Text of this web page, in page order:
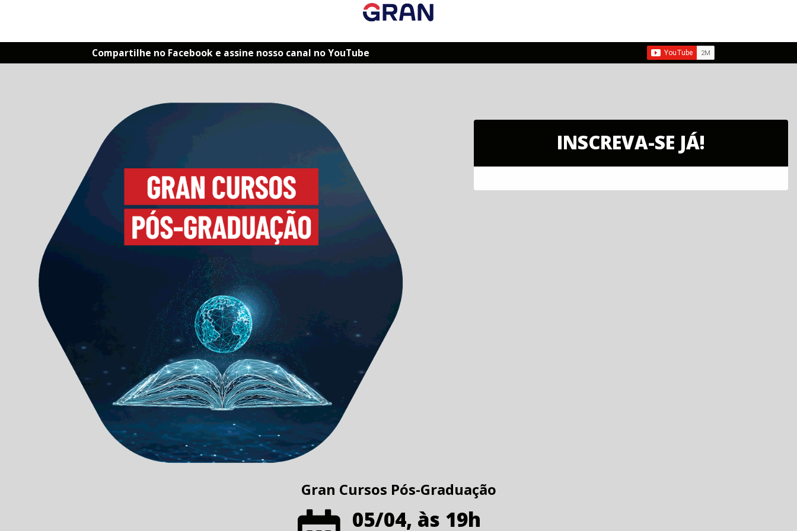
Compartilhe no Facebook e assine nosso canal no YouTube
INSCREVA-SE JÁ!
Gran Cursos Pós-Graduação
05/04, às 19h